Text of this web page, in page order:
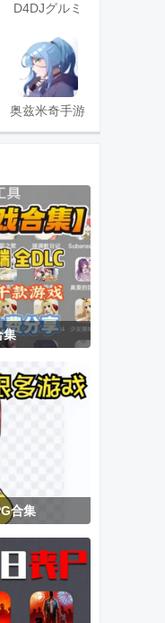
D4DJグルミ
ク电音派对
奥兹米奇手游
orzmic
Car Tuning汽
车改装游戏
时间停止校园
手游汉化版像
素手游小熊移
植
神人大乱斗手
机版游戏
集
合集